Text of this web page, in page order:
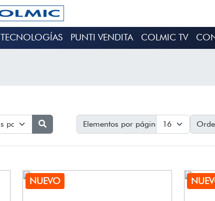
TECNOLOGÍAS PUNTI VENDITA COLMIC TV
Elementos por página:
NUEVO